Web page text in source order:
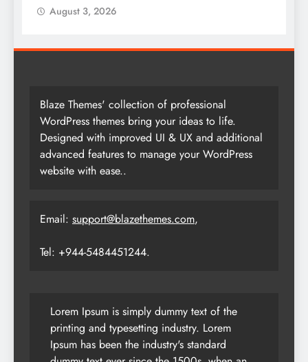
August 3, 2026
Blaze Themes' collection of professional
WordPress themes bring your ideas to life.
Designed with improved UI & UX and additional
advanced features to manage your WordPress
website with ease..
Email: support@blazethemes.com,
Tel: +944-5484451244.
Lorem Ipsum is simply dummy text of the
printing and typesetting industry. Lorem
Ipsum has been the industry's standard